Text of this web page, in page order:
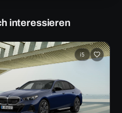
interessieren
i5